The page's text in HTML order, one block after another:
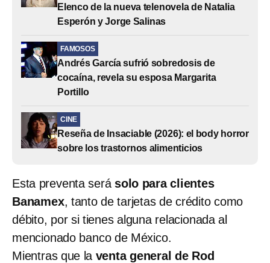
Elenco de la nueva telenovela de Natalia
Esperón y Jorge Salinas
FAMOSOS
Andrés García sufrió sobredosis de
cocaína, revela su esposa Margarita
Portillo
CINE
Reseña de Insaciable (2026): el body horror
sobre los trastornos alimenticios
Esta preventa será solo para clientes
Banamex, tanto de tarjetas de crédito como
débito, por si tienes alguna relacionada al
mencionado banco de México.
Mientras que la venta general de Rod